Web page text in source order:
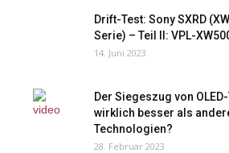
Drift-Test: Sony SXRD
Serie) – Teil II: VPL-
14. Juni 2023
Der Siegeszug von
wirklich besser als
Technologien?
28. Februar 2023